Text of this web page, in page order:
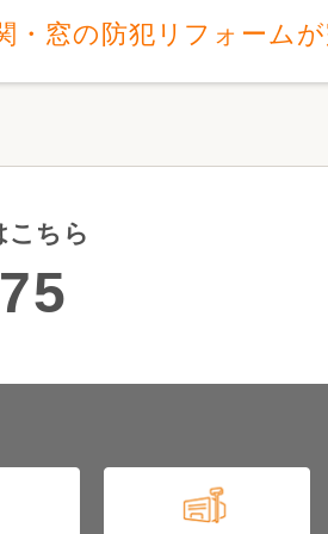
・窓の防犯リフォーム
こちら